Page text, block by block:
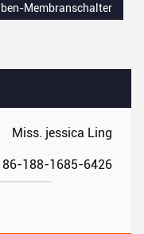
Miss. jessica Ling
86-188-1685-6426
Membranschalter